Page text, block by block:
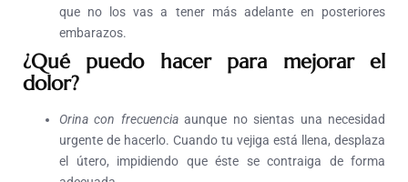
que no los vas a tener más adelante en posteriores
embarazos.
¿Qué puedo hacer para mejorar el
dolor?
Orina con frecuenciaaunque no sientas una necesidad
urgente de hacerlo. Cuando tu vejiga está llena, desplaza
el útero, impidiendo que éste se contraiga de forma